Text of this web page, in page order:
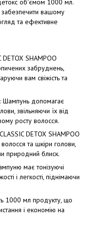
об'ємом 1000 мл.
вашому
та ефективне
SHAMPOO
забруднень,
вам свіжість та
Шампунь допомагає
звільняючи їх від
росту волосся.
DETOX SHAMPOO
та шкіри голови,
природний блиск.
має тонізуючі
і легкості, піднімаючи
1000 мл продукту, що
і економію на